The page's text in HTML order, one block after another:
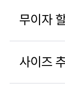
무이자
사이즈